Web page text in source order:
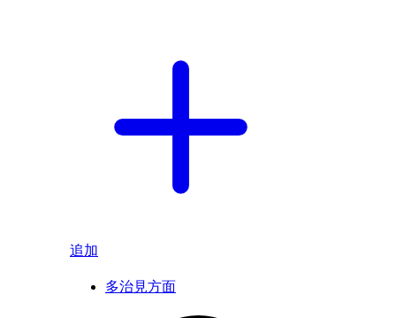
追加
多治見方面